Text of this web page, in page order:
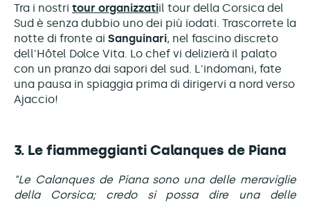
Tra i nostri tour organizzatiil tour della Corsica del
Sud è senza dubbio uno dei più iodati. Trascorrete la
notte di fronte ai Sanguinari, nel fascino discreto
dell'Hôtel Dolce Vita. Lo chef vi delizierà il palato
con un pranzo dai sapori del sud. L'indomani, fate
una pausa in spiaggia prima di dirigervi a nord verso
Ajaccio!
3. Le fiammeggianti Calanques de Piana
"Le Calanques de Piana sono una delle meraviglie
della Corsica; credo si possa dire una delle